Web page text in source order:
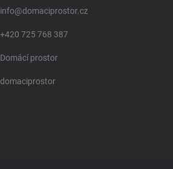
info@domaciprostor.cz
+420 725 768 387
Domácí prostor
domaciprostor